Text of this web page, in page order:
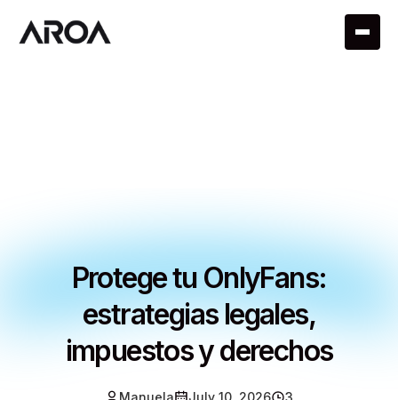
Protege tu OnlyFans:
estrategias legales,
impuestos y derechos
Manuela July 10, 2026 3